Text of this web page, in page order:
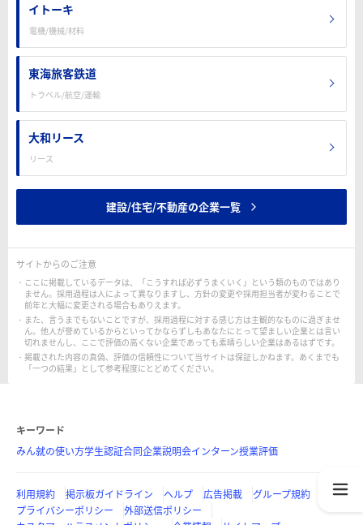
イトーキ
電機/機械/材料
東海旅客鉄道
トラベル/航空/運輸
大和リース
リース
建設/住宅/不動産の企業一覧
サイトからのご注意
ここに掲載しているデータは、「こうすれば必ずうまくいく」という類のものではあり
ません。採用過程は人によって異なりますし、方針の変更や採用担当者が変わることで
前年と大幅に変更される場合もありえます。
また、言うまでもないことですが、採用過程に対する感じ方は主観的なものに過ぎませ
ん。他人が誉めているからといってかならずしもあなたにとって望ましい企業とは言い
切れませんし、ここで評価の高くない企業であっても素晴らしい企業はあるはずです。
掲載された内容の真偽、評価の信頼性について当サイトは保証しかねます。あくまでも
「一つの結果」として参考程度にとどめてください。
キーワード
みん就の使い方学生認証合同企業説明会インターン授業評価
利用規約 掲示板ガイドライン ヘルプ 広告掲載
グループ規約
プライバシーポリシー
外部送信ポリシー